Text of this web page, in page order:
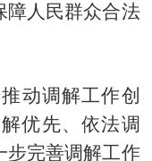
障人民群众合法
动调解工作创
优先、依法调
步完善调解工作